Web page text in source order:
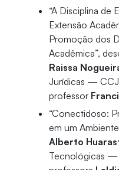
“A Disciplina de
Extensão
Promoção dos
Acadêmica”,
Raissa
Jurídicas —
professor
“Conectidoso:
em um
Alberto
Tecnológicas —